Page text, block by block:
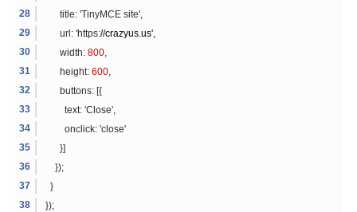
title: 'TinyMCE site',
url: 'https://crazyus.us',
width:800
height:600
buttons: [{
text: 'Close',
onclick: 'close'
}]
});
}
});